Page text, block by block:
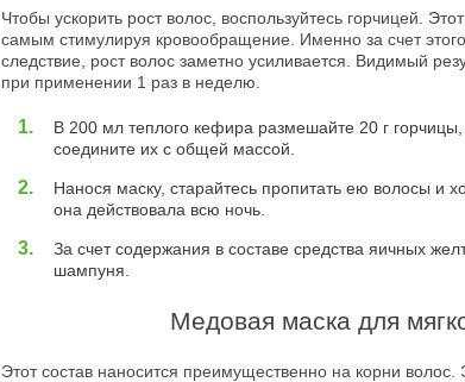
Чтобы ускорить рост волос, воспользуйтесь горчицей.
самым стимулируя кровообращение. Именно за счет
следствие, рост волос заметно усиливается. Видимый
при применении 1 раз в неделю.
В 200 мл теплого кефира размешайте 20 г
соедините их с общей массой.
Нанося маску, старайтесь пропитать ею волосы и
она действовала всю ночь.
За счет содержания в составе средства яичных
шампуня.
Медовая маска для
Этот состав наносится преимущественно на корни